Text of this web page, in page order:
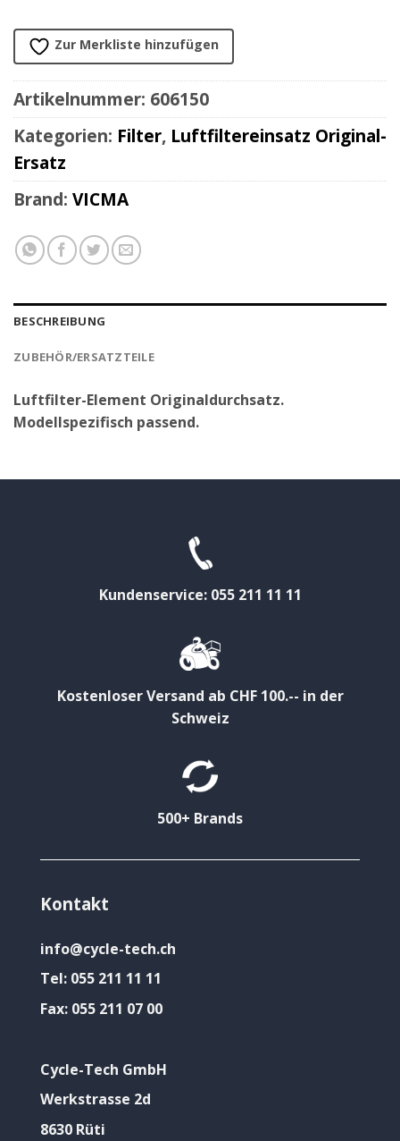
Zur Merkliste hinzufügen
Artikelnummer: 606150
Kategorien: Filter, Luftfiltereinsatz Original-
Ersatz
Brand: VICMA
BESCHREIBUNG
ZUBEHÖR/ERSATZTEILE
Luftfilter-Element Originaldurchsatz.
Modellspezifisch passend.
Kundenservice: 055 211 11 11
Kostenloser Versand ab CHF 100.-- in der
Schweiz
500+ Brands
Kontakt
info@cycle-tech.ch
Tel: 055 211 11 11
Fax: 055 211 07 00
Cycle-Tech GmbH
Werkstrasse 2d
8630 Rüti